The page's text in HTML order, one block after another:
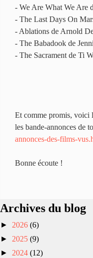
- We Are What We Are
- The Last Days On
- Ablations de Arnold
- The Babadook de
- The Sacrament de Ti
Et comme promis, voici
les bande-annonces de
annonces-des-films-
Bonne écoute !
Archives du blog
► 2026 (6)
► 2025 (9)
► 2024 (12)